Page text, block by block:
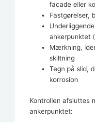
facade eller
Fastgørelser,
ankerpunktet
Mærkning,
skiltning
Tegn på slid,
korrosion
Kontrollen afsluttes
ankerpunktet: